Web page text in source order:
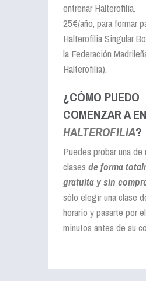
entrenar Halterofilia.
25€/año, para formar
Halterofilia Singular
la Federación
Halterofilia).
¿CÓMO PUEDO
COMENZAR A
HALTEROFILIA?
Puedes probar una de
clases de forma
gratuita y sin
sólo elegir una clase
horario y pasarte por
minutos antes de su